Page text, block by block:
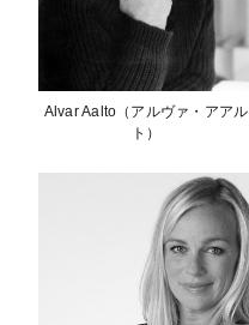
Alvar Aalto（アルヴァ・アアル
ト）